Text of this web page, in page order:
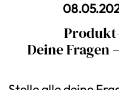
Deine Fragen